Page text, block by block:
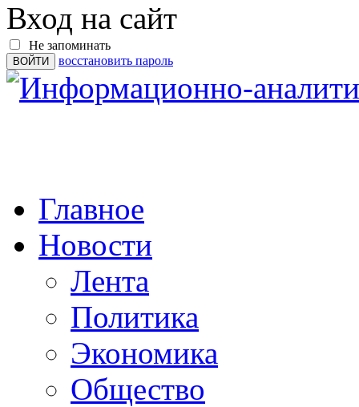
Вход на сайт
Не запоминать
восстановить пароль
Главное
Новости
Лента
Политика
Экономика
Общество